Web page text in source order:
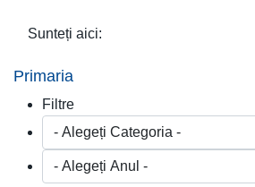
Sunteți aici:
Primaria
Filtre